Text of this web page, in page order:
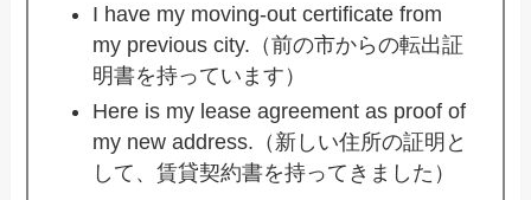
I have my moving-out certificate from
my previous city.（前の市からの転出証
明書を持っています）
Here is my lease agreement as proof of
my new address.（新しい住所の証明と
して、賃貸契約書を持ってきました）